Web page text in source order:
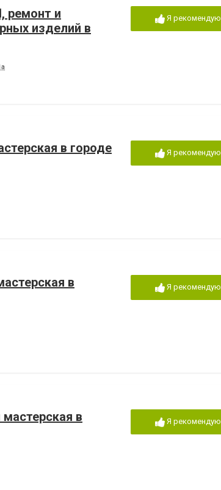
ремонт и
изделий в
Я рекомендую
в городе
Я рекомендую
в
Я рекомендую
в
Я рекомендую